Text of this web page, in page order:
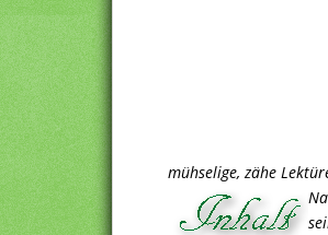
mühselige, zähe